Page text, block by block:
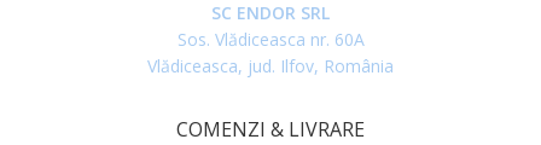
SC ENDOR SRL
Sos. Vlădiceasca nr. 60A
Vlădiceasca, jud. Ilfov, România
COMENZI & LIVRARE